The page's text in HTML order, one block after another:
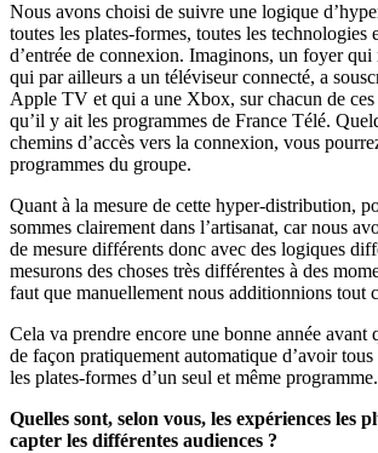
Nous avons choisi de suivre une logique
toutes les plates-formes, toutes les technologies
d’entrée de connexion. Imaginons, un foyer qui
qui par ailleurs a un téléviseur connecté, a
Apple TV et qui a une Xbox, sur chacun de
qu’il y ait les programmes de France Télé.
chemins d’accès vers la connexion, vous
programmes du groupe.
Quant à la mesure de cette hyper-distribution,
sommes clairement dans l’artisanat, car nous
de mesure différents donc avec des logiques
mesurons des choses très différentes à des
faut que manuellement nous additionnions tout
Cela va prendre encore une bonne année avant
de façon pratiquement automatique d’avoir tous
les plates-formes d’un seul et même programme.
Quelles sont, selon vous, les expériences les
capter les différentes audiences ?